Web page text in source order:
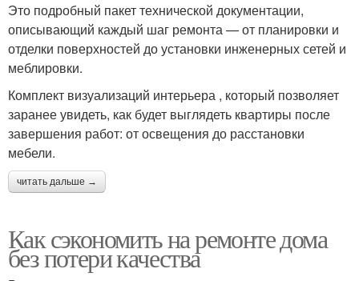
Это подробный пакет технической документации,
описывающий каждый шаг ремонта — от планировки и
отделки поверхностей до установки инженерных сетей и
меблировки.
Комплект визуализаций интерьера , который позволяет
заранее увидеть, как будет выглядеть квартиры после
завершения работ: от освещения до расстановки
мебели.
читать дальше →
Как сэкономить на ремонте дома
без потери качества